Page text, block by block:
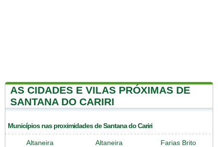
AS CIDADES E VILAS PRÓXIMAS DE
SANTANA DO CARIRI
Municípios nas proximidades de Santana do Cariri
Altaneira Altaneira Farias Brito